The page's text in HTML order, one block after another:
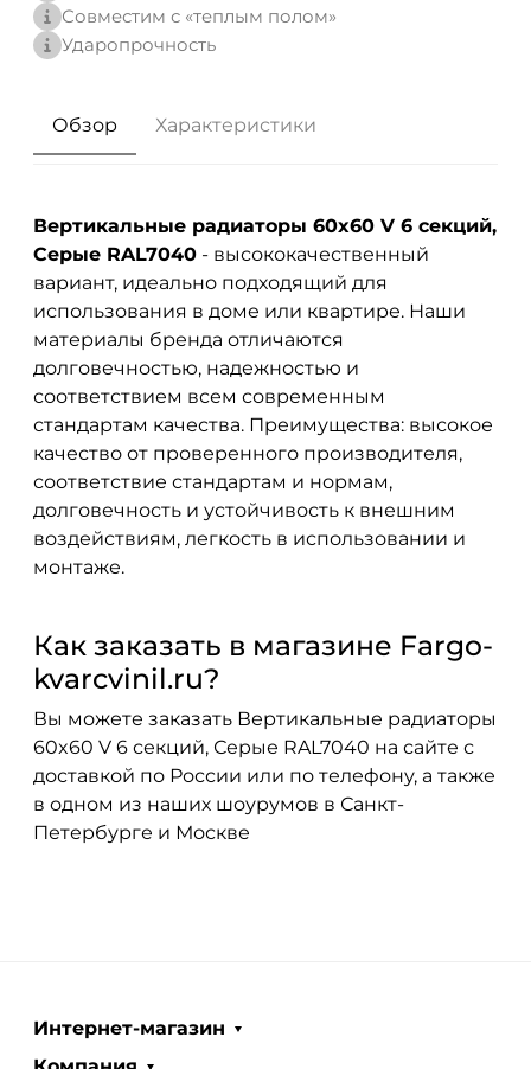
Совместим с «теплым полом»
Ударопрочность
Обзор Характеристики
Вертикальные радиаторы 60x60 V 6 секций,
Серые RAL7040 - высококачественный
вариант, идеально подходящий для
использования в доме или квартире. Наши
материалы бренда отличаются
долговечностью, надежностью и
соответствием всем современным
стандартам качества. Преимущества: высокое
качество от проверенного производителя,
соответствие стандартам и нормам,
долговечность и устойчивость к внешним
воздействиям, легкость в использовании и
монтаже.
Как заказать в магазине Fargo-
kvarcvinil.ru?
Вы можете заказать Вертикальные радиаторы
60x60 V 6 секций, Серые RAL7040 на сайте с
доставкой по России или по телефону, а также
в одном из наших шоурумов в Санкт-
Петербурге и Москве
Интернет-магазин